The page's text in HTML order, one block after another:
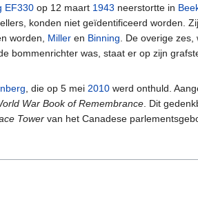
EF330 op 12 maart 1943 neerstortte in
konden niet geïdentificeerd worden.
worden, Miller en Binning. De overige zes,
bommenrichter was, staat er op zijn
, die op 5 mei 2010 werd onthuld.
War Book of Remembrance. Dit
Tower van het Canadese